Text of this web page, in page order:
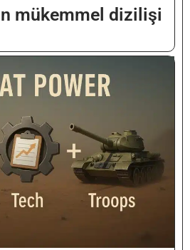
mükemmel dizilişi
Malay
Vietnamese